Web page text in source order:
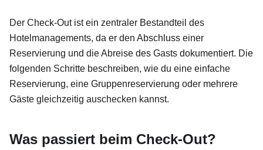
Der Check-Out ist ein zentraler Bestandteil des
Hotelmanagements, da er den Abschluss einer
Reservierung und die Abreise des Gasts dokumentiert. Die
folgenden Schritte beschreiben, wie du eine einfache
Reservierung, eine Gruppenreservierung oder mehrere
Gäste gleichzeitig auschecken kannst.
Was passiert beim Check-Out?